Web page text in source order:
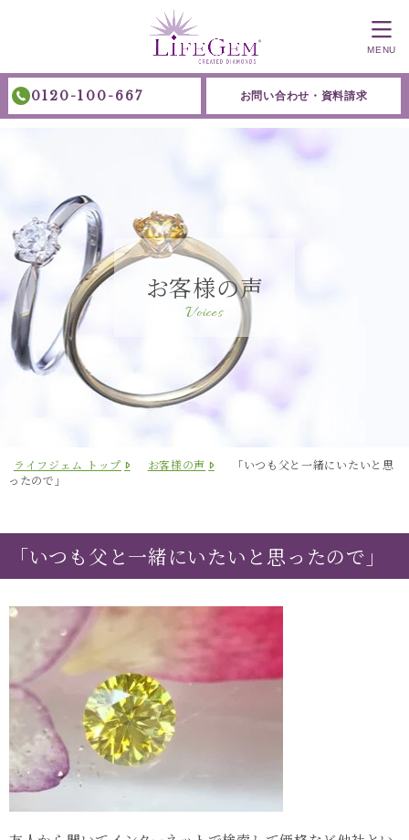
0120-100-667 お問い合わせ・資料請求
MENU
お客様の声
Voices
ライフジェム トップ お客様の声
「いつも父と一緒にいたいと思
ったので」
「いつも父と一緒にいたいと思ったので」